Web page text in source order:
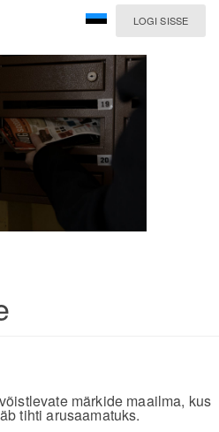
LOGI SISSE
märkide maailma, kus
tihti arusaamatuks.